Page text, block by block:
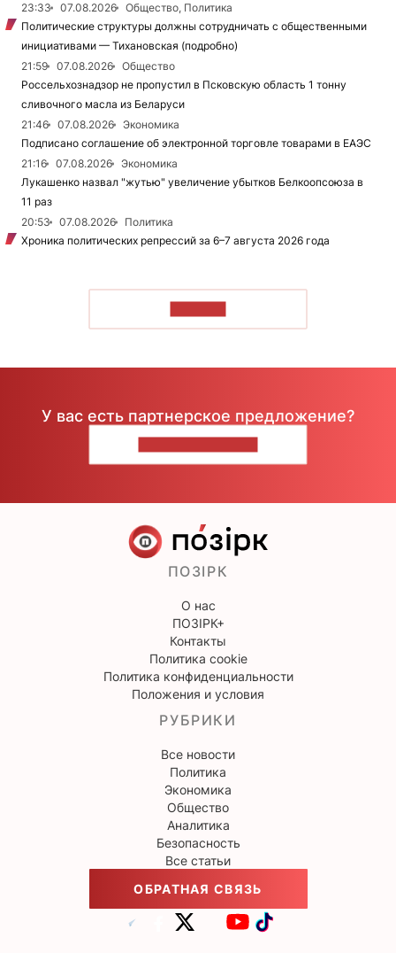
23:33
07.08.2026
Общество, Политика
Политические структуры должны сотрудничать с общественными
инициативами — Тихановская (подробно)
21:59
07.08.2026
Общество
Россельхознадзор не пропустил в Псковскую область 1 тонну
сливочного масла из Беларуси
21:46
07.08.2026
Экономика
Подписано соглашение об электронной торговле товарами в ЕАЭС
21:16
07.08.2026
Экономика
Лукашенко назвал "жутью" увеличение убытков Белкоопсоюза в
11 раз
20:53
07.08.2026
Политика
Хроника политических репрессий за 6–7 августа 2026 года
У вас есть партнерское предложение?
ПОЗІРК
О нас
ПОЗІРК+
Контакты
Политика cookie
Политика конфиденциальности
Положения и условия
РУБРИКИ
Все новости
Политика
Экономика
Общество
Аналитика
Безопасность
Все статьи
ОБРАТНАЯ СВЯЗЬ